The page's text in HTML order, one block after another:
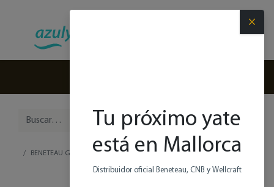
BENETEAU GRAND TRAWLER 63
×
Tu próximo yate
está en Mallorca
Distribuidor oficial Beneteau, CNB y Wellcraft